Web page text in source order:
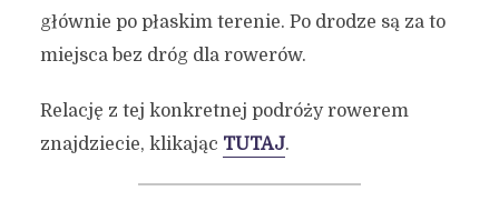
głównie po płaskim terenie. Po drodze są za to
miejsca bez dróg dla rowerów.
Relację z tej konkretnej podróży rowerem
znajdziecie, klikając TUTAJ.